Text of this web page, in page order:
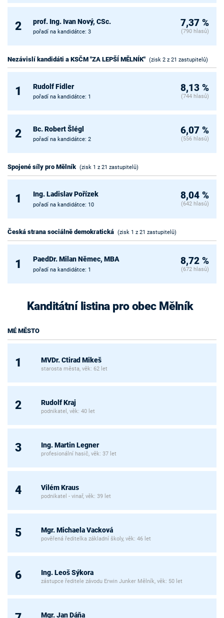
2 prof. Ing. Ivan Nový, CSc.
pořadí na kandidátce: 3
7,37 %
(790 hlasů)
Nezávislí kandidáti a KSČM "ZA LEPŠÍ MĚLNÍK" (zisk 2 z 21 zastupitelů)
1 Rudolf Fidler
pořadí na kandidátce: 1
8,13 %
(744 hlasů)
2 Bc. Robert Šlégl
pořadí na kandidátce: 2
6,07 %
(556 hlasů)
Spojené síly pro Mělník (zisk 1 z 21 zastupitelů)
1 Ing. Ladislav Pořízek
pořadí na kandidátce: 10
8,04 %
(642 hlasů)
Česká strana sociálně demokratická (zisk 1 z 21 zastupitelů)
1 PaedDr. Milan Němec, MBA
pořadí na kandidátce: 1
8,72 %
(672 hlasů)
Kanditátní listina pro obec Mělník
MÉ MĚSTO
1 MVDr. Ctirad Mikeš
starosta města, věk: 62 let
2 Rudolf Kraj
podnikatel, věk: 40 let
3 Ing. Martin Legner
profesionální hasič, věk: 37 let
4 Vilém Kraus
podnikatel - vinař, věk: 39 let
5 Mgr. Michaela Vacková
pověřená ředitelka základní školy, věk: 46 let
6 Ing. Leoš Sýkora
zástupce ředitele závodu Erwin Junker Mělník, věk: 50 let
Mgr. Jan Dáňa